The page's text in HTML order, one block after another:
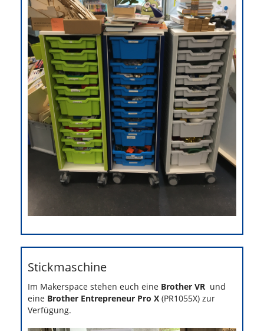
Stickmaschine
Im Makerspace stehen euch eine Brother VR und
eine Brother Entrepreneur Pro X (PR1055X) zur
Verfügung.